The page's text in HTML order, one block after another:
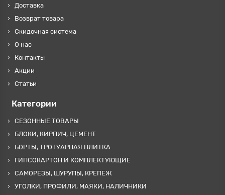
Доставка
Возврат товара
Скидочная система
О нас
Контакты
Акции
Статьи
Категории
СЕЗОННЫЕ ТОВАРЫ
БЛОКИ, КИРПИЧ, ЦЕМЕНТ
БОРТЫ, ТРОТУАРНАЯ ПЛИТКА
ГИПСОКАРТОН И КОМПЛЕКТУЮЩИЕ
САМОРЕЗЫ, ШУРУПЫ, КРЕПЕЖ
УГОЛКИ, ПРОФИЛИ, МАЯКИ, НАЛИЧНИКИ